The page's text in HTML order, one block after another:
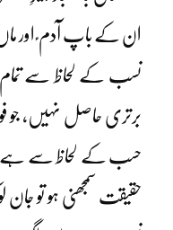
ان کے باپ آدم ؑ اور ماں
نسب کے لحاظ سے تمام
برتری حاصل نہیں، جو
حسب کے لحاظ سے ہے
حقیقت سمجھنی ہو تو جان